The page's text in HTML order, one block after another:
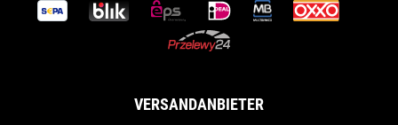
VERSANDANBIETER